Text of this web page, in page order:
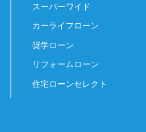
スーパーワイド
カーライフローン
奨学ローン
リフォームローン
住宅ローンセレクト